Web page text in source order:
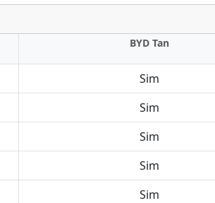
BYD Tan
Sim
Sim
Sim
Sim
Sim